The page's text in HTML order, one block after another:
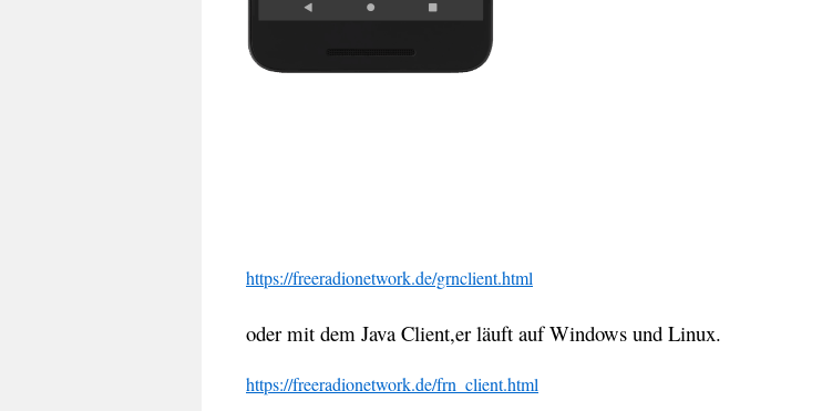
https://freeradionetwork.de/grnclient.html
oder mit dem Java Client,er läuft auf Windows und Linux.
https://freeradionetwork.de/frn_client.html